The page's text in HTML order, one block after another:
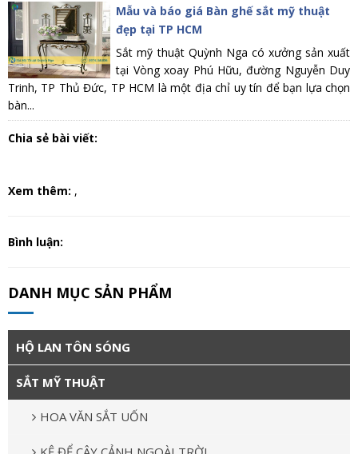
Mẫu và báo giá Bàn ghế sắt mỹ thuật
đẹp tại TP HCM
Sắt mỹ thuật Quỳnh Nga có xưởng sản xuất
tại Vòng xoay Phú Hữu, đường Nguyễn Duy
Trinh, TP Thủ Đức, TP HCM là một địa chỉ uy tín để bạn lựa chọn
bàn...
Chia sẻ bài viết:
Xem thêm: ,
Bình luận:
DANH MỤC SẢN PHẨM
HỘ LAN TÔN SÓNG
SẮT MỸ THUẬT
HOA VĂN SẮT UỐN